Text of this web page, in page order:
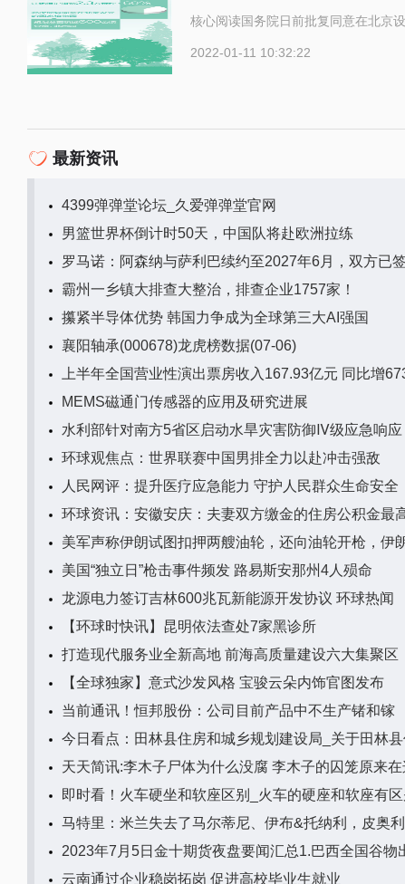
核心阅读国务院日前批复同意在北京
2022-01-11 10:32:22
最新资讯
4399弹弹堂论坛_久爱弹弹堂官网
男篮世界杯倒计时50天，中国队将赴欧洲拉练
罗马诺：阿森纳与萨利巴续约至2027年6月，双方已
霸州一乡镇大排查大整治，排查企业1757家！
攥紧半导体优势 韩国力争成为全球第三大AI强国
襄阳轴承(000678)龙虎榜数据(07-06)
上半年全国营业性演出票房收入167.93亿元 同比增
MEMS磁通门传感器的应用及研究进展
水利部针对南方5省区启动水旱灾害防御Ⅳ级应急响应
环球观焦点：世界联赛中国男排全力以赴冲击强敌
人民网评：提升医疗应急能力 守护人民群众生命安全
环球资讯：安徽安庆：夫妻双方缴金的住房公积金最
美军声称伊朗试图扣押两艘油轮，还向油轮开枪，伊
美国“独立日”枪击事件频发 路易斯安那州4人殒命
龙源电力签订吉林600兆瓦新能源开发协议 环球热闻
【环球时快讯】昆明依法查处7家黑诊所
打造现代服务业全新高地 前海高质量建设六大集聚区
【全球独家】意式沙发风格 宝骏云朵内饰官图发布
当前通讯！恒邦股份：公司目前产品中不生产锗和镓
今日看点：田林县住房和城乡规划建设局_关于田林
天天简讯:李木子尸体为什么没腐 李木子的囚笼原来
即时看！火车硬坐和软座区别_火车的硬座和软座有
马特里：米兰失去了马尔蒂尼、伊布&托纳利，皮奥
云南通过企业稳岗拓岗 促进高校毕业生就业